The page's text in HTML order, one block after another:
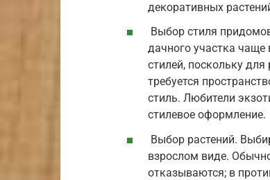
декоративных
Выбор стиля
дачного участка чаще
стилей, поскольку для
требуется
стиль. Любители
стилевое оформление.
Выбор растений.
взрослом виде.
отказываются; в